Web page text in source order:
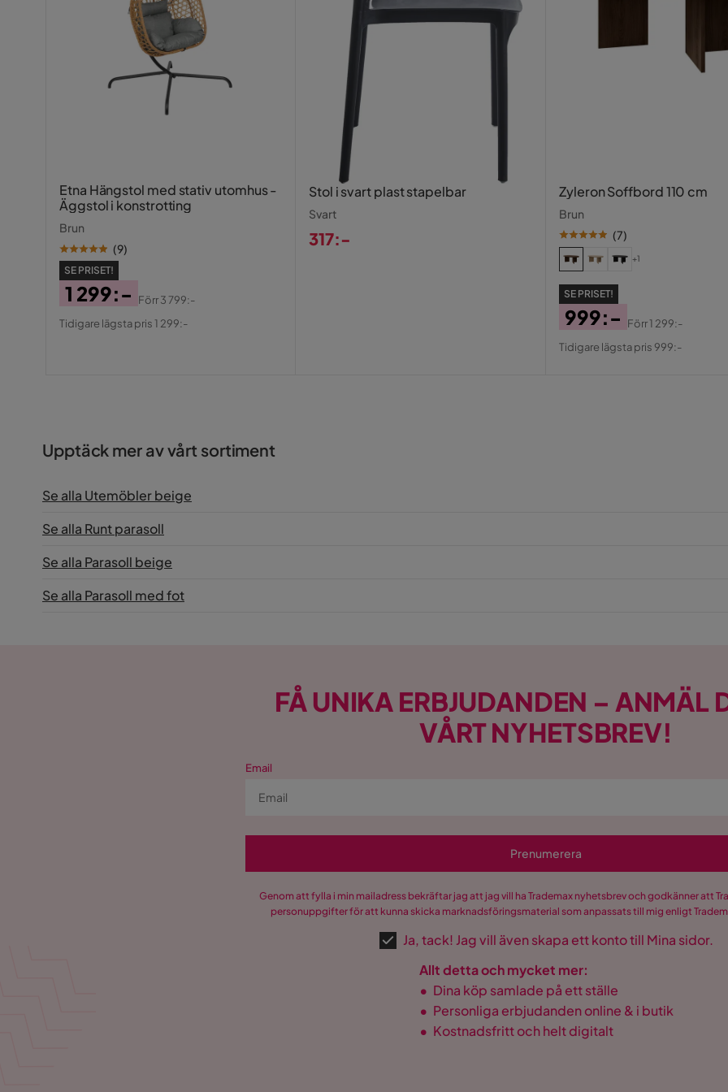
Etna Hängstol med stativ utomhus -
Äggstol i konstrotting
Brun
(9)
SE PRISET!
Pris
1 299:-
Original
Förr3 799:-
Tidigare lägsta pris 1 299:-
Stol i svart plast stapelbar
Svart
317:-
Zyleron Soffbord 110 cm
Brun
(7)
+1
SE PRISET!
Pris
999:-
Original
Förr1 299:-
Tidigare lägsta pris 999:-
Upptäck mer av vårt sortiment
Se alla Utemöbler beige
Se alla Runt parasoll
Se alla Parasoll beige
Se alla Parasoll med fot
FÅ UNIKA ERBJUDANDEN – ANMÄL
VÅRT NYHETSBREV!
Email
Prenumerera
Genom att fylla i min mailadress bekräftar jag att jag vill ha Trademax nyhetsbrev och godkänner att
personuppgifter för att kunna skicka marknadsföringsmaterial som anpassats till mig enligt
Ja, tack! Jag vill även skapa ett konto till Mina sidor.
Allt detta och mycket mer:
• Dina köp samlade på ett ställe
• Personliga erbjudanden online & i butik
• Kostnadsfritt och helt digitalt